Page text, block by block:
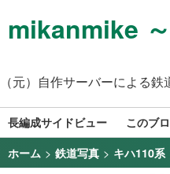
mikanmike
（元）自作サーバーによる鉄
長編成サイドビュー このブ
ホーム > 鉄道写真 > キハ110系